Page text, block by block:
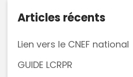
Articles récents
Lien vers le CNEF national
GUIDE LCRPR